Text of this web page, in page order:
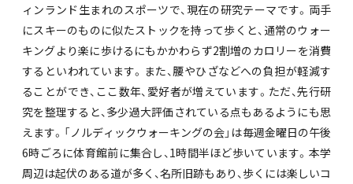
ィンランド生まれのスポーツで、現在の研究テーマです。両手
にスキーのものに似たストックを持って歩くと、通常のウォー
キングより楽に歩けるにもかかわらず2割増のカロリーを消費
するといわれています。また、腰やひざなどへの負担が軽減す
ることができ、ここ数年、愛好者が増えています。ただ、先行研
究を整理すると、多少過大評価されている点もあるようにも思
えます。「ノルディックウォーキングの会」は毎週金曜日の午後
6時ごろに体育館前に集合し、1時間半ほど歩いています。本学
周辺は起伏のある道が多く、名所旧跡もあり、歩くには楽しいコ